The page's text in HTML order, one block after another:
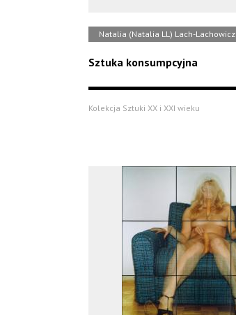
Natalia (Natalia LL) Lach-Lachowicz
Sztuka konsumpcyjna
Kolekcja Sztuki XX i XXI wieku